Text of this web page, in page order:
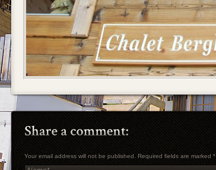
Your email address will not be published. Required fields are marked*